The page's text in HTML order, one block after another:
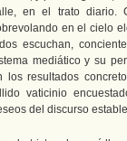
en el trato diario.
en el cielo
escuchan,
mediático y su
los resultados
vaticinio
del discurso